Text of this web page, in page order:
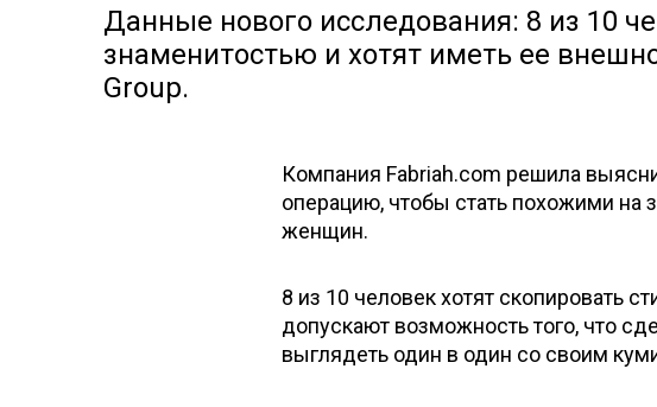
Данные нового исследования: 8 из 10
знаменитостью и хотят иметь ее
Group.
Компания Fabriah.com решила
операцию, чтобы стать похожими на
женщин.
8 из 10 человек хотят скопировать
допускают возможность того, что
выглядеть один в один со своим